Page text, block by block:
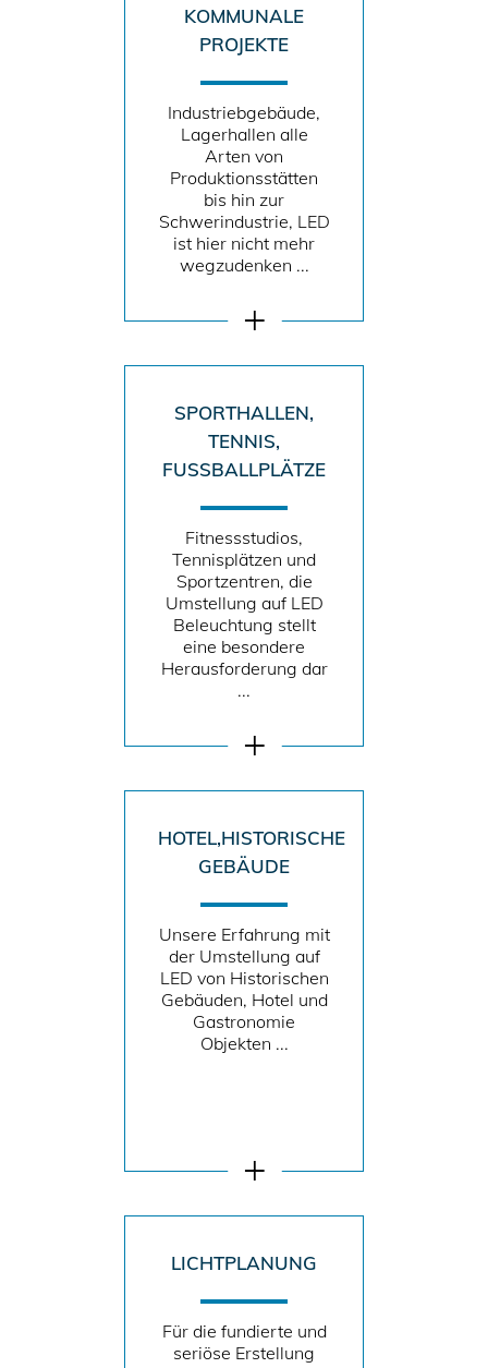
KOMMUNALE
PROJEKTE
Industriebgebäude,
Lagerhallen alle
Arten von
Produktionsstätten
bis hin zur
Schwerindustrie, LED
ist hier nicht mehr
wegzudenken ...
SPORTHALLEN,
TENNIS,
FUSSBALLPLÄTZE
Fitnessstudios,
Tennisplätzen und
Sportzentren, die
Umstellung auf LED
Beleuchtung stellt
eine besondere
Herausforderung dar
...
HOTEL,HISTORISCHE
GEBÄUDE
Unsere Erfahrung mit
der Umstellung auf
LED von Historischen
Gebäuden, Hotel und
Gastronomie
Objekten ...
LICHTPLANUNG
Für die fundierte und
seriöse Erstellung